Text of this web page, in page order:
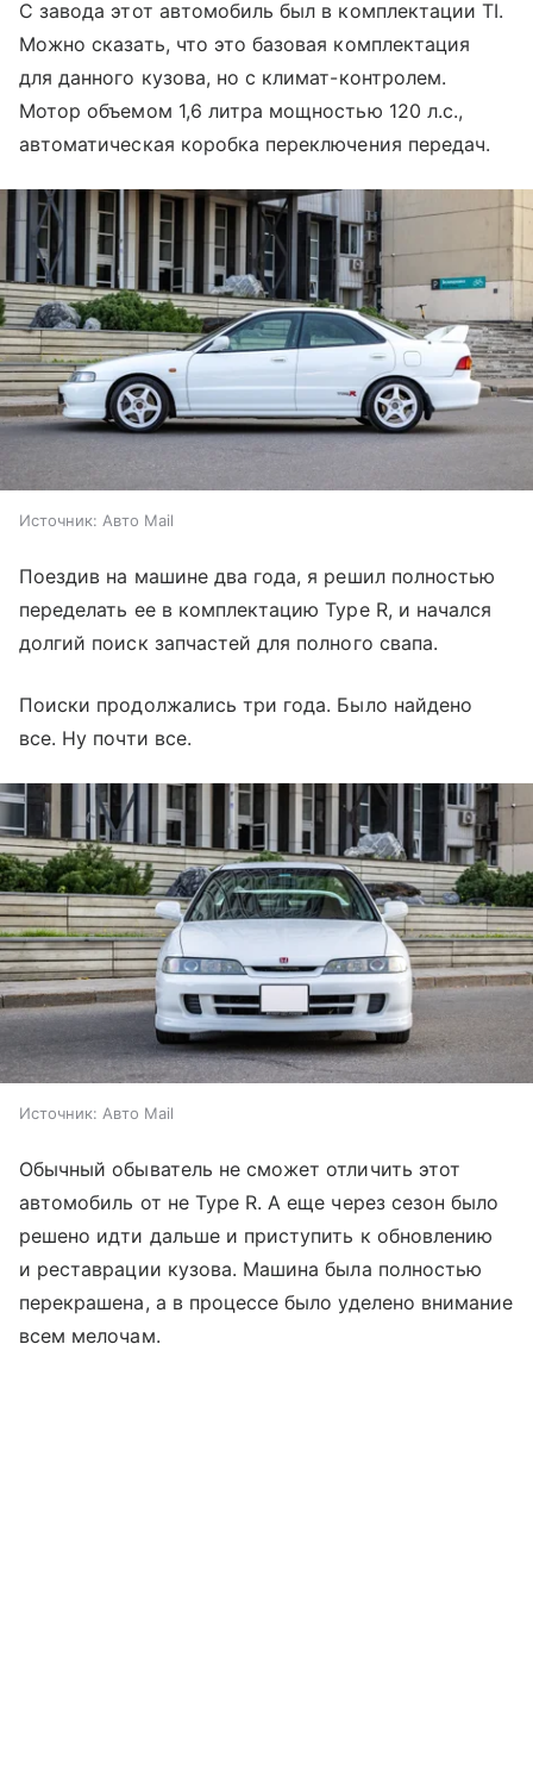
С завода этот автомобиль был в комплектации TI.
Можно сказать, что это базовая комплектация
для данного кузова, но с климат-контролем.
Мотор объемом 1,6 литра мощностью 120 л.с.,
автоматическая коробка переключения передач.
Источник: Авто Mail
Поездив на машине два года, я решил полностью
переделать ее в комплектацию Type R, и начался
долгий поиск запчастей для полного свапа.
Поиски продолжались три года. Было найдено
все. Ну почти все.
Источник: Авто Mail
Обычный обыватель не сможет отличить этот
автомобиль от не Type R. А еще через сезон было
решено идти дальше и приступить к обновлению
и реставрации кузова. Машина была полностью
перекрашена, а в процессе было уделено внимание
всем мелочам.